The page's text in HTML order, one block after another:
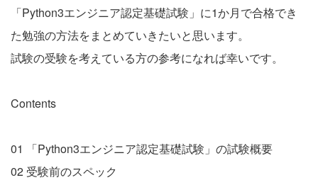
「Python3エンジニア認定基礎試験」に1か月で合格でき
た勉強の方法をまとめていきたいと思います。
試験の受験を考えている方の参考になれば幸いです。
Contents
01 「Python3エンジニア認定基礎試験」の試験概要
02 受験前のスペック